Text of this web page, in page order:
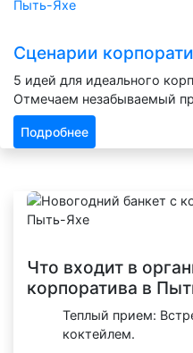
Сценарии
5 идей для идеального
Отмечаем незабываемый
Подробнее
Что входит в
корпоратива в
Теплый прием:
коктейлем.